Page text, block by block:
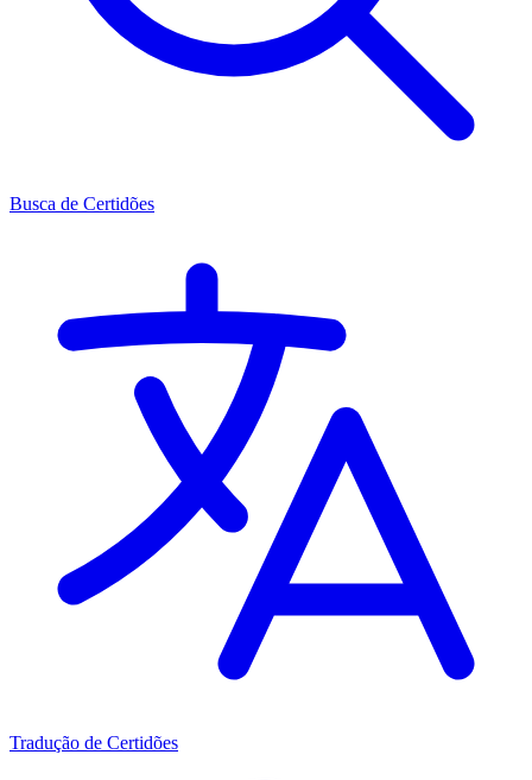
Busca de Certidões
Tradução de Certidões